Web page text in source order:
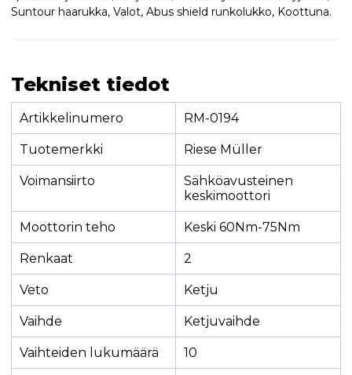
Suntour haarukka, Valot, Abus shield runkolukko, Koottuna.
Tekniset tiedot
Artikkelinumero RM-0194
Tuotemerkki Riese Müller
Voimansiirto
Sähköavusteinen
keskimoottori
Moottorin teho Keski 60Nm-75Nm
Renkaat 2
Veto Ketju
Vaihde Ketjuvaihde
Vaihteiden lukumäärä 10